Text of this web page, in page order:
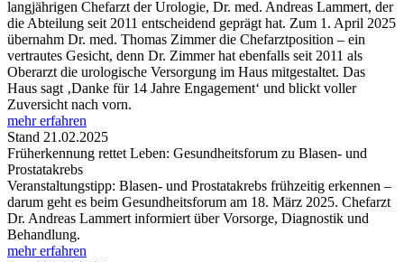
langjährigen Chefarzt der Urologie, Dr. med. Andreas Lammert, der
die Abteilung seit 2011 entscheidend geprägt hat. Zum 1. April 2025
übernahm Dr. med. Thomas Zimmer die Chefarztposition – ein
vertrautes Gesicht, denn Dr. Zimmer hat ebenfalls seit 2011 als
Oberarzt die urologische Versorgung im Haus mitgestaltet. Das
Haus sagt ‚Danke für 14 Jahre Engagement‘ und blickt voller
Zuversicht nach vorn.
mehr erfahren
Stand 21.02.2025
Früherkennung rettet Leben: Gesundheitsforum zu Blasen- und
Prostatakrebs
Veranstaltungstipp: Blasen- und Prostatakrebs frühzeitig erkennen –
darum geht es beim Gesundheitsforum am 18. März 2025. Chefarzt
Dr. Andreas Lammert informiert über Vorsorge, Diagnostik und
Behandlung.
mehr erfahren